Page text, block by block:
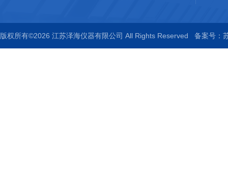
版权所有©2026 江苏泽海仪器有限公司 All Rights Reserved 备案号：